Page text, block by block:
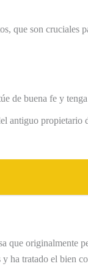
que son cruciales
de buena fe y
antiguo propietario
que originalmente
y ha tratado el bien